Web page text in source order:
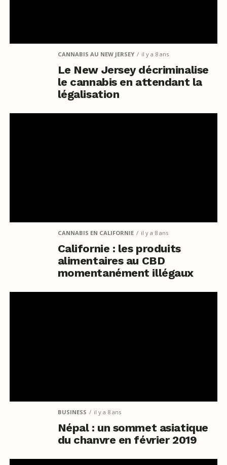
CANNABIS AU NEW JERSEY il y a 8 ans
Le New Jersey décriminalise
le cannabis en attendant la
légalisation
CANNABIS EN CALIFORNIE il y a 8 ans
Californie : les produits
alimentaires au CBD
momentanément illégaux
BUSINESS il y a 8 ans
Népal : un sommet asiatique
du chanvre en février 2019